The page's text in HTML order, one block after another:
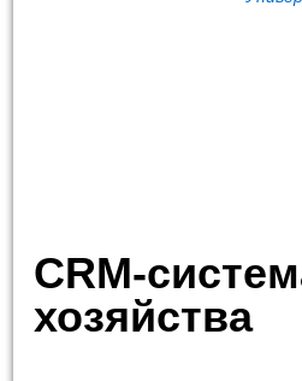
CRM-
хозяйства